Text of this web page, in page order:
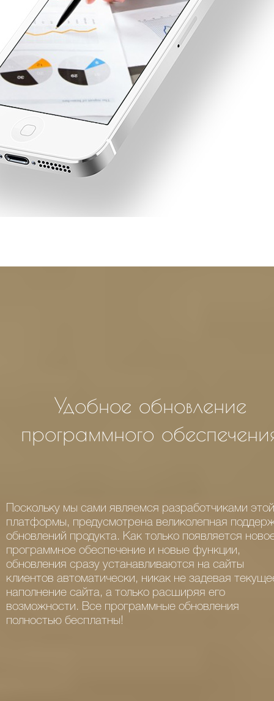
Удобное обновление
программного
Поскольку мы сами являемся разработчиками этой
платформы, предусмотрена великолепная
обновлений продукта. Как только появляется
программное обеспечение и новые функции,
обновления сразу устанавливаются на сайты
клиентов автоматически, никак не задевая
наполнение сайта, а только расширяя его
возможности. Все программные обновления
полностью бесплатны!